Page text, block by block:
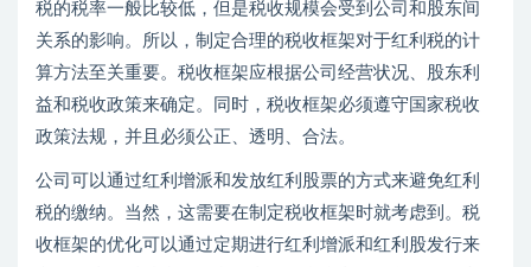
税的税率一般比较低，但是税收规模会受到公司和股东间
关系的影响。所以，制定合理的税收框架对于红利税的计
算方法至关重要。税收框架应根据公司经营状况、股东利
益和税收政策来确定。同时，税收框架必须遵守国家税收
政策法规，并且必须公正、透明、合法。
公司可以通过红利增派和发放红利股票的方式来避免红利
税的缴纳。当然，这需要在制定税收框架时就考虑到。税
收框架的优化可以通过定期进行红利增派和红利股发行来